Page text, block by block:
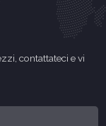
contattateci e vi